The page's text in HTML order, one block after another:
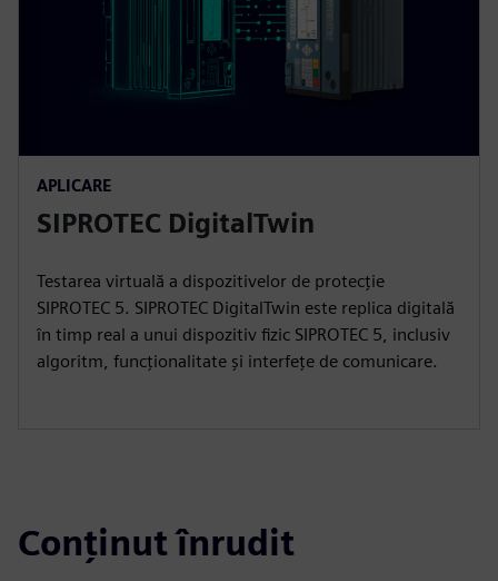
APLICARE
SIPROTEC DigitalTwin
Testarea virtuală a dispozitivelor de protecție
SIPROTEC 5. SIPROTEC DigitalTwin este replica digitală
în timp real a unui dispozitiv fizic SIPROTEC 5, inclusiv
algoritm, funcționalitate și interfețe de comunicare.
Conținut înrudit